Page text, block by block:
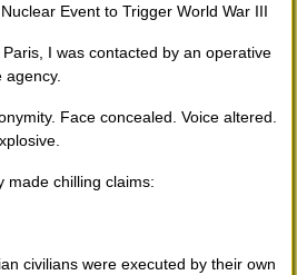
Event to Trigger World War III
I was contacted by an operative
agency.
Face concealed. Voice altered.
made chilling claims:
civilians were executed by their own